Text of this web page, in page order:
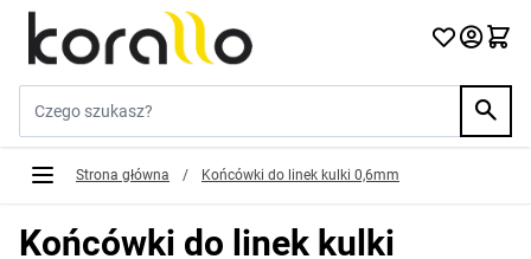
Przejdź do treści
Strona główna / Końcówki do linek kulki 0,6mm
Końcówki do linek kulki